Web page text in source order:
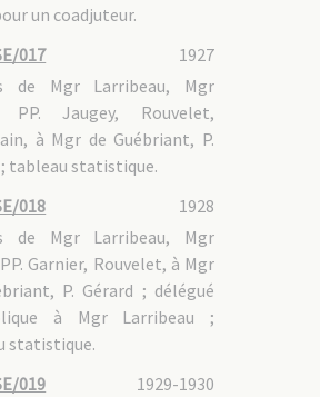
un coadjuteur.
017
1927
de Mgr Larribeau, Mgr
PP. Jaugey, Rouvelet,
à Mgr de Guébriant, P.
; tableau statistique.
018
1928
de Mgr Larribeau, Mgr
Garnier, Rouvelet, à Mgr
P. Gérard ; délégué
à Mgr Larribeau ;
statistique.
019
1929-1930